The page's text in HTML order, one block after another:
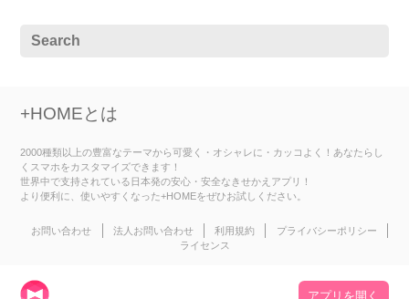
+HOMEとは
2000種類以上の豊富なテーマから可愛く・オシャレに・カッコよく！あなたらし
くスマホをカスタマイズできます！
世界中で支持されている日本発の安心・安全なきせかえアプリ！
より便利に、使いやすくなった+HOMEをぜひお試しください。
お問い合わせ 法人お問い合わせ 利用規約
プライバシーポリシー
ライセンス
アプリを開く